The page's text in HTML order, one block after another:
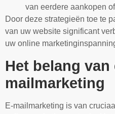
van eerdere aankopen
Door deze strategieën toe te
van uw website significant
uw online
Het belang van
mailmarketing
E-mailmarketing is van